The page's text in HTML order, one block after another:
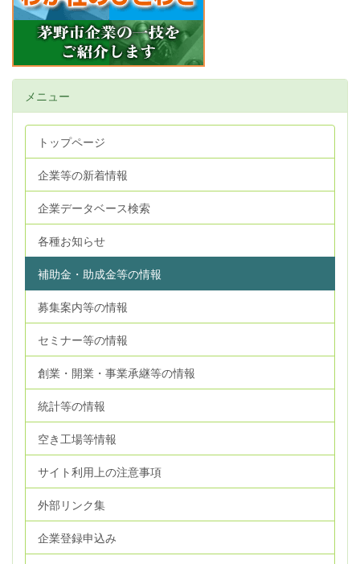
メニュー
トップページ
企業等の新着情報
企業データベース検索
各種お知らせ
補助金・助成金等の情報
募集案内等の情報
セミナー等の情報
創業・開業・事業承継等の情報
統計等の情報
空き工場等情報
サイト利用上の注意事項
外部リンク集
企業登録申込み